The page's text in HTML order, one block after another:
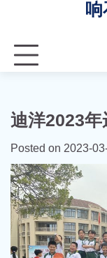
迪洋2023年
Posted on 2023-